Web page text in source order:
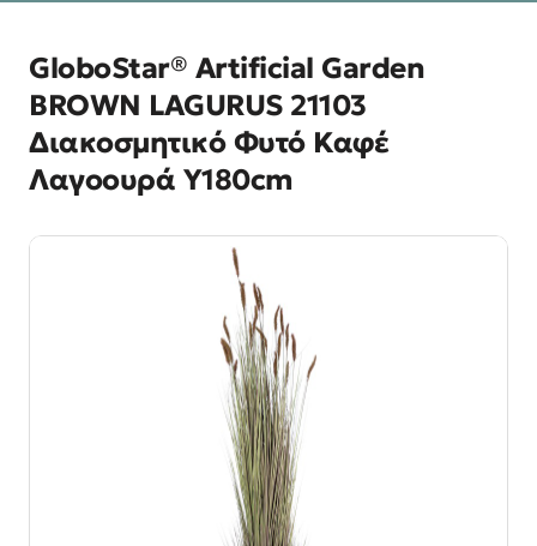
GloboStar® Artificial Garden
BROWN LAGURUS 21103
Διακοσμητικό Φυτό Καφέ
Λαγοουρά Υ180cm